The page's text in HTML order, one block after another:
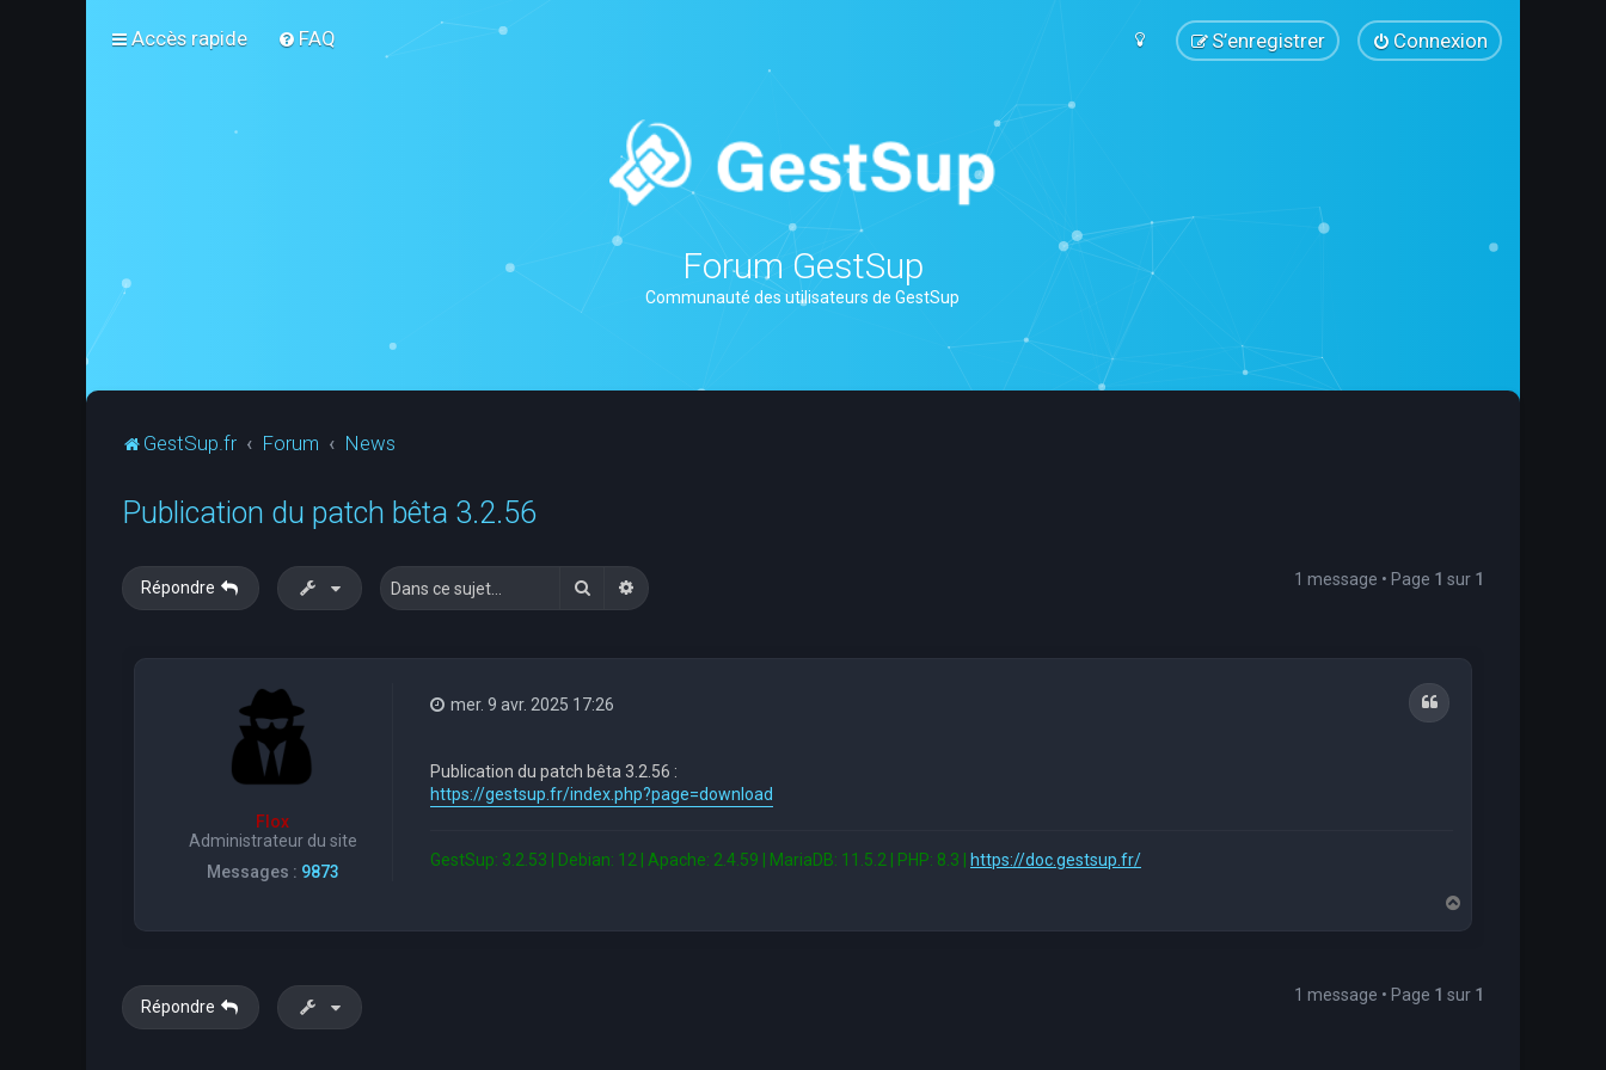
Accès rapide FAQ Connexion
S’enregistrer
Forum GestSup
Communauté des utilisateurs de GestSup
GestSup.fr Forum News
Publication du patch bêta 3.2.56
Répondre RechercherRecherche avancée 1 message • Page 1 sur 1
Flox
Administrateur du site
Messages : 9873
Citation
mer. 9 avr. 2025 17:26
Publication du patch bêta 3.2.56 :
https://gestsup.fr/index.php?page=download
GestSup: 3.2.53 | Debian: 12 | Apache: 2.4.59 | MariaDB: 11.5.2 | PHP: 8.3 | https://doc.gestsup.fr/
a
Répondre
1 message • Page 1 sur 1